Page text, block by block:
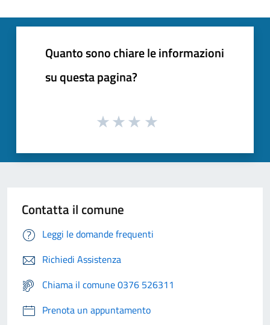
Quanto sono chiare le informazioni
su questa pagina?
Contatta il comune
Leggi le domande frequenti
Richiedi Assistenza
Chiama il comune 0376 526311
Prenota un appuntamento